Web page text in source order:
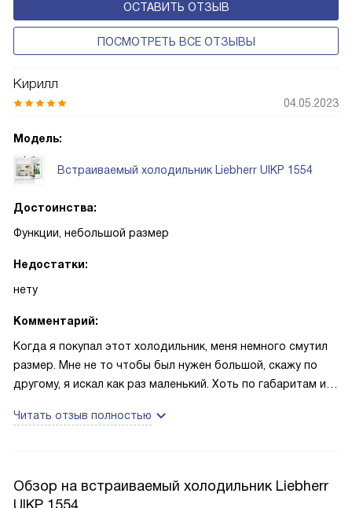
свежести BioFresh 0°C. Они встречаются в сериях Plus,
Prime и Peak.
ОСТАВИТЬ ОТЗЫВ
ПОСМОТРЕТЬ ВСЕ ОТЗЫВЫ
Кирилл
04.05.2023
Модель:
Встраиваемый холодильник Liebherr UIKP 1554
Достоинства:
Функции, небольшой размер
Недостатки:
нету
Комментарий:
Когда я покупал этот холодильник, меня немного смутил
размер. Мне не то чтобы был нужен большой, скажу по
другому, я искал как раз маленький. Хоть по габаритам и
что он очень маленький. Но, после покупки, мои сомнения
место. Не смотря на свой размер он был прочный. Стекло
не трескалось, пластмасса из которой сделаны полки для
Читать отзыв полностью
Обзор на встраиваемый холодильник Liebherr
UIKP 1554